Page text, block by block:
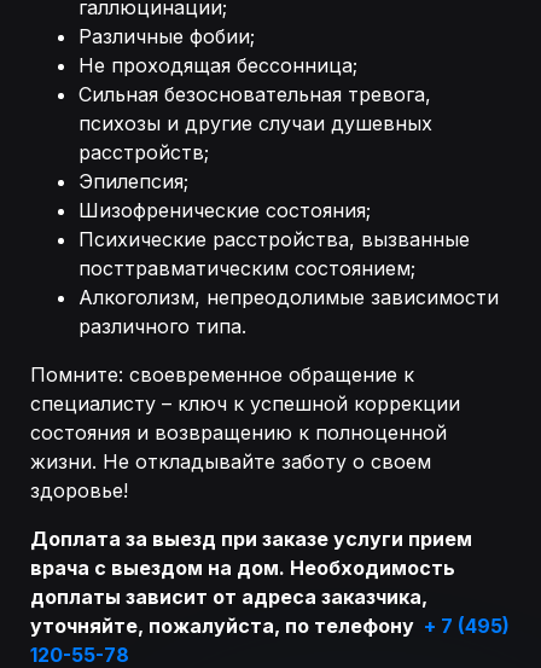
галлюцинации;
Различные фобии;
Не проходящая бессонница;
Сильная безосновательная тревога,
психозы и другие случаи душевных
расстройств;
Эпилепсия;
Шизофренические состояния;
Психические расстройства, вызванные
посттравматическим состоянием;
Алкоголизм, непреодолимые зависимости
различного типа.
Помните: своевременное обращение к
специалисту – ключ к успешной коррекции
состояния и возвращению к полноценной
жизни. Не откладывайте заботу о своем
здоровье!
Доплата за выезд при заказе услуги прием
врача с выездом на дом. Необходимость
доплаты зависит от адреса заказчика,
уточняйте, пожалуйста, по телефону + 7 (495)
120-55-78